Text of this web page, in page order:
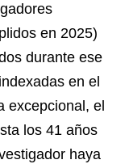
en 2025)
durante ese
en el
excepcional, el
los 41 años
haya